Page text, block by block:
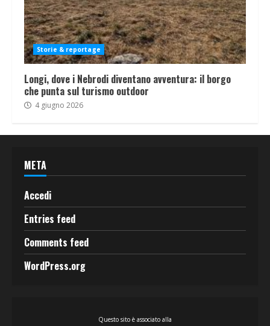
Storie & reportage
Longi, dove i Nebrodi diventano avventura: il borgo
che punta sul turismo outdoor
4 giugno 2026
META
Accedi
Entries feed
Comments feed
WordPress.org
Questo sito è associato alla